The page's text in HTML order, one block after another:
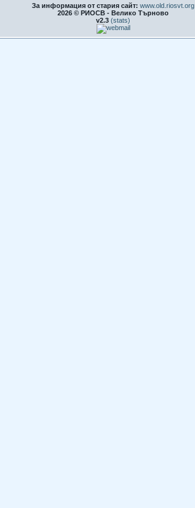
За информация от стария сайт: www.old.riosvt.org
2026 © РИОСВ - Велико Търново
v2.3 (stats)